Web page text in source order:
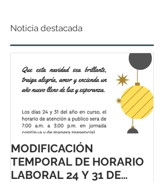
Noticia destacada
MODIFICACIÓN
TEMPORAL DE HORARIO
LABORAL 24 Y 31 DE